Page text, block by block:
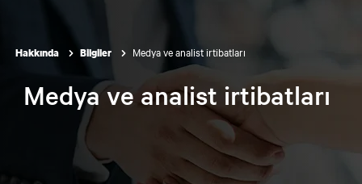
Hakkında Bilgiler Medya ve analist irtibatları
Medya ve analist irtibatları